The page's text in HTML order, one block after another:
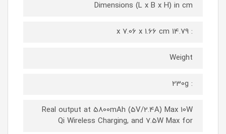
Dimensions (L x B x H) in cm
: 14.79 x 7.06 x 1.66 cm
Weight
: 230g
Real output at 5800mAh (5V/2.4A) Max 10W
Qi Wireless Charging, and 7.5W Max for